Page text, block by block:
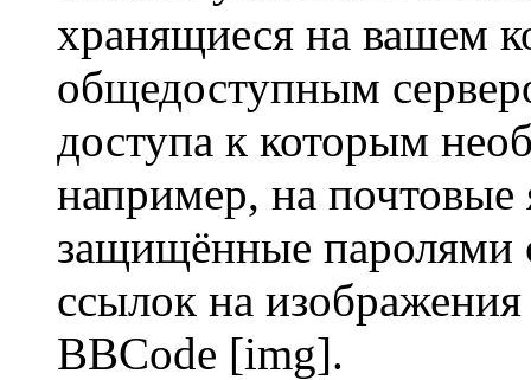
хранящиеся на вашем
общедоступным
доступа к которым
например, на
защищённые паролями
ссылок на
BBCode [img].